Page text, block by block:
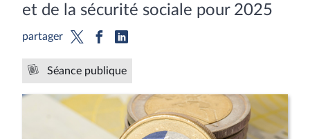
et de la sécurité sociale pour 2025
partager
Séance publique